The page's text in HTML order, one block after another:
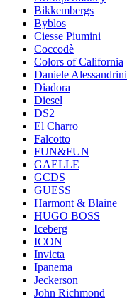
Bikkembergs
Byblos
Ciesse Piumini
Coccodè
Colors of California
Daniele Alessandrini
Diadora
Diesel
DS2
El Charro
Falcotto
FUN&FUN
GAELLE
GCDS
GUESS
Harmont & Blaine
HUGO BOSS
Iceberg
ICON
Invicta
Ipanema
Jeckerson
John Richmond